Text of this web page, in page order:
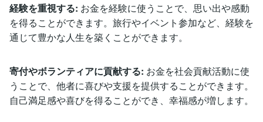
経験を重視する: お金を経験に使うことで、思い出や感動
を得ることができます。旅行やイベント参加など、経験を
通じて豊かな人生を築くことができます。
寄付やボランティアに貢献する: お金を社会貢献活動に使
うことで、他者に喜びや支援を提供することができます。
自己満足感や喜びを得ることができ、幸福感が増します。